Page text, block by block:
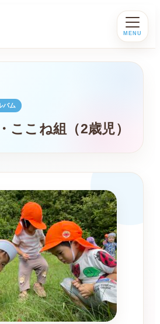
MENU
バム
ここね組（2歳児）